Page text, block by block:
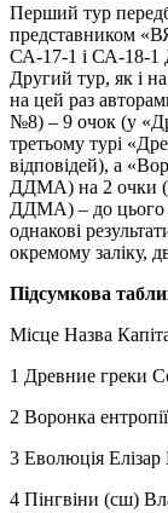
Перший тур
представником
СА-17-1 і СА-18-1
Другий тур, як і
на цей раз
№8) – 9 очок (у
третьому турі
відповідей), а
ДДМА) на 2 очки
ДДМА) – до цього
однакові
окремому заліку,
Підсумкова
Місце Назва
1 Древние греки
2 Воронка
3 Еволюція
4 Пінгвіни (сш)